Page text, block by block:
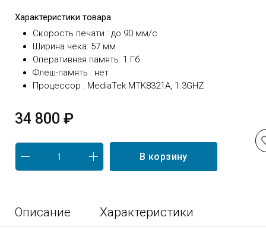
Характеристики товара
Скорость печати : до 90 мм/с
Ширина чека: 57 мм
Оперативная память: 1 Гб
Флеш-память : нет
Процессор : MediaTek MTK8321A, 1.3GHZ
34 800 ₽
В корзину
Описание Характеристики